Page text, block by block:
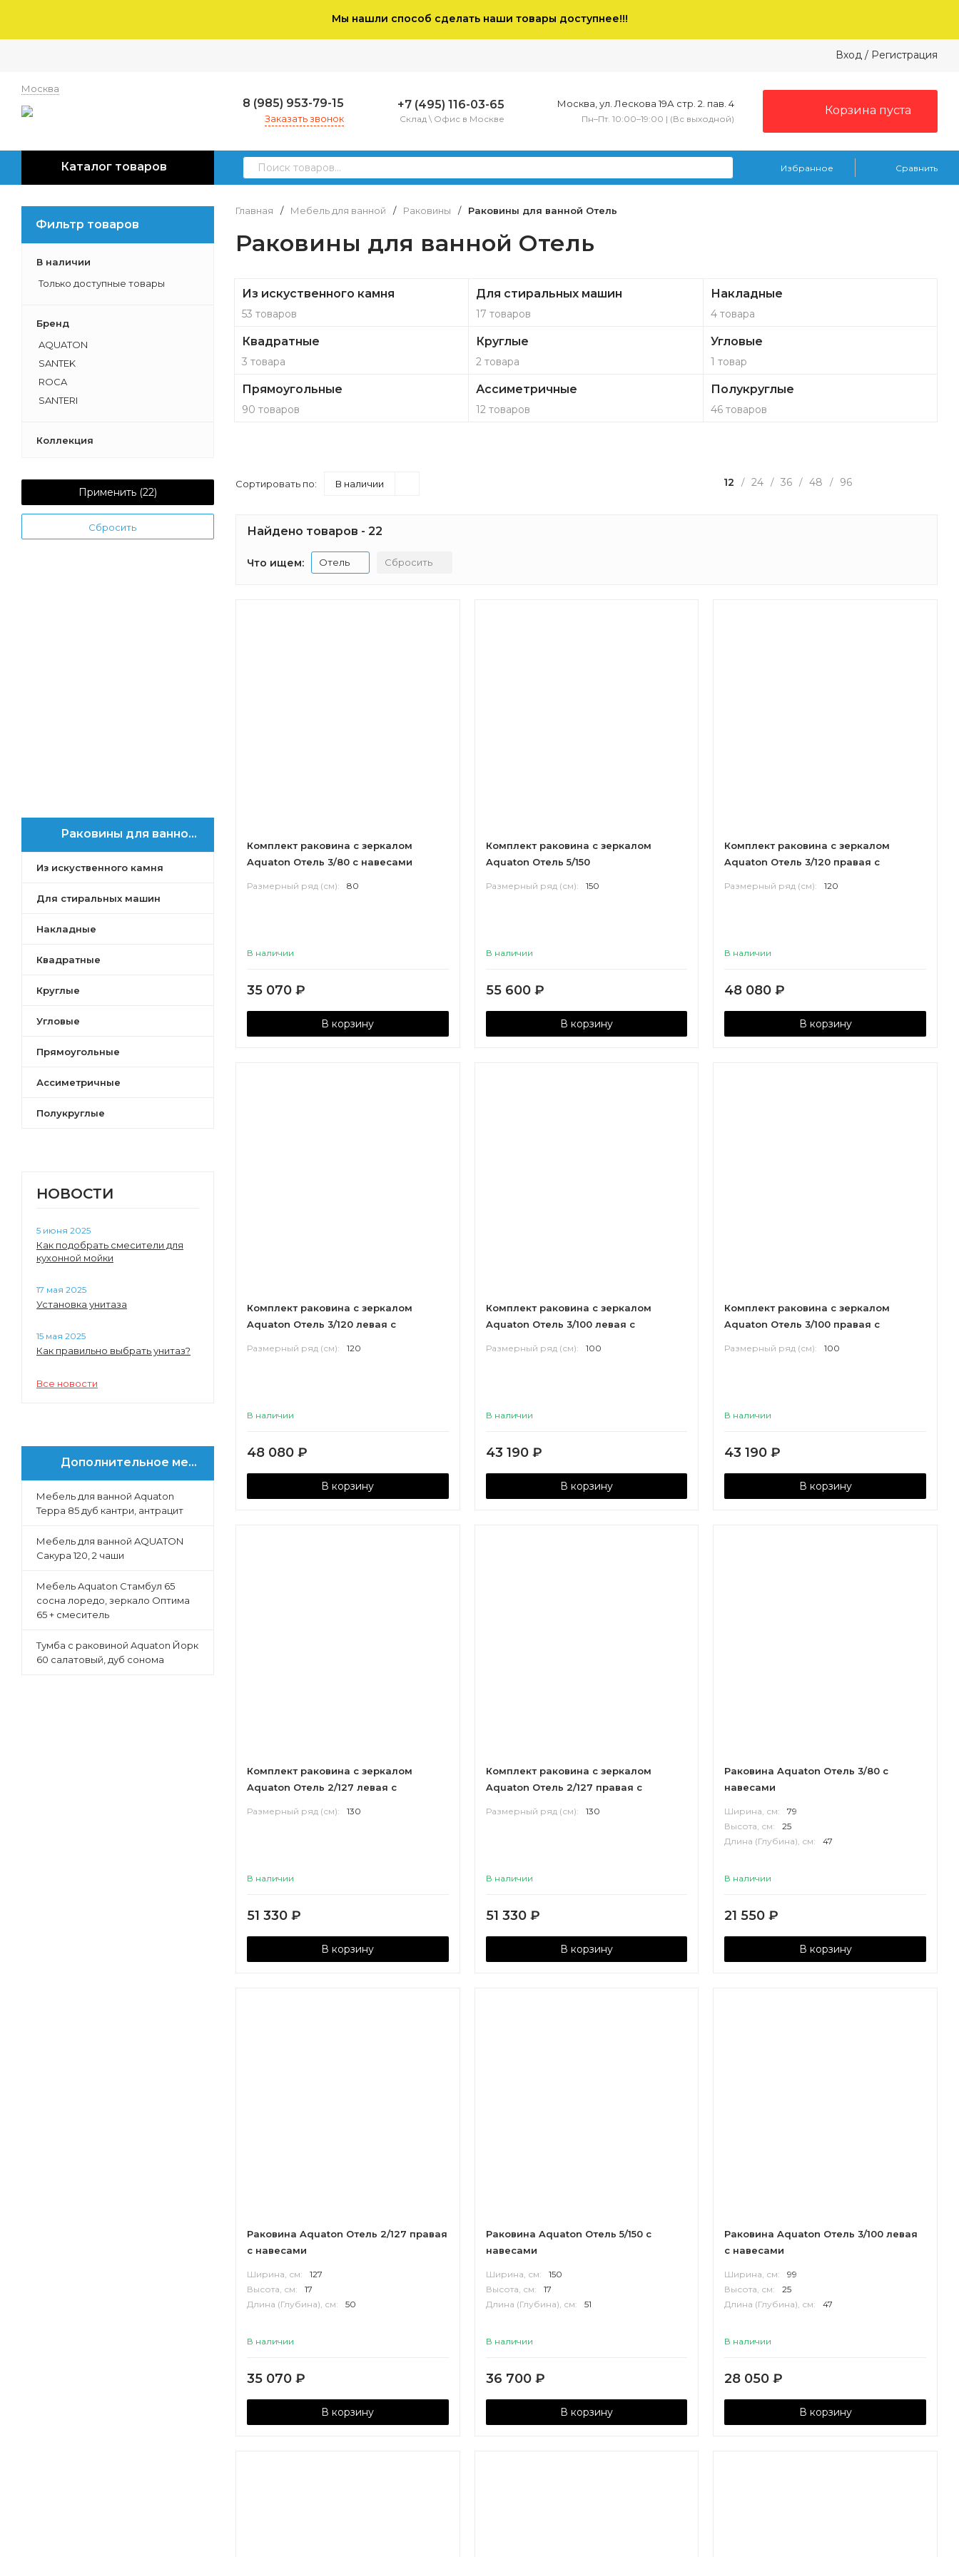
Мы нашли способ сделать наши товары доступнее!!!
Москва
Вход / Регистрация
8 (985) 953-79-15
Заказать звонок
+7 (495) 116-03-65
Склад \ Офис в Москве
Москва, ул. Лескова 19А стр. 2. пав. 4
Пн–Пт. 10:00–19:00 | (Вс выходной)
Корзина пуста
Каталог товаров Избранное Сравнить
Фильтр товаров
В наличии
Только доступные товары
Бренд
AQUATON
SANTEK
ROCA
SANTERI
Коллекция
Применить (22)
Сбросить
Раковины для ванной Отель
Из искуственного камня
Для стиральных машин
Накладные
Квадратные
Круглые
Угловые
Прямоугольные
Ассиметричные
Полукруглые
НОВОСТИ
5 июня 2025
Как подобрать смесители для
кухонной мойки
17 мая 2025
Установка унитаза
15 мая 2025
Как правильно выбрать унитаз?
Все новости
Дополнительное меню
Мебель для ванной Aquaton
Терра 85 дуб кантри, антрацит
Мебель для ванной AQUATON
Сакура 120, 2 чаши
Мебель Aquaton Стамбул 65
сосна лоредо, зеркало Оптима
65 + смеситель
Тумба с раковиной Aquaton Йорк
60 салатовый, дуб сонома
Главная / Мебель для ванной / Раковины / Раковины для ванной Отель
Раковины для ванной Отель
Из искуственного камня
53 товаров
Для стиральных машин
17 товаров
Накладные
4 товара
Квадратные
3 товара
Круглые
2 товара
Угловые
1 товар
Прямоугольные
90 товаров
Ассиметричные
12 товаров
Полукруглые
46 товаров
Сортировать по: В наличии 12 / 24 / 36 / 48 / 96
Найдено товаров - 22
Что ищем: Отель Сбросить
Комплект раковина с зеркалом
Aquaton Отель 3/80 с навесами
Размерный ряд (см): 80
В наличии
35 070 ₽
В корзину
Комплект раковина с зеркалом
Aquaton Отель 5/150
Размерный ряд (см): 150
В наличии
55 600 ₽
В корзину
Комплект раковина с зеркалом
Aquaton Отель 3/120 правая с
Размерный ряд (см): 120
В наличии
48 080₽
В корзину
Комплект раковина с зеркалом
Aquaton Отель 3/120 левая с
Размерный ряд (см): 120
В наличии
48 080 ₽
В корзину
Комплект раковина с зеркалом
Aquaton Отель 3/100 левая с
Размерный ряд (см): 100
В наличии
43 190 ₽
В корзину
Комплект раковина с зеркалом
Aquaton Отель 3/100 правая с
Размерный ряд (см): 100
В наличии
43 190₽
В корзину
Комплект раковина с зеркалом
Aquaton Отель 2/127 левая с
Размерный ряд (см): 130
В наличии
51 330 ₽
В корзину
Комплект раковина с зеркалом
Aquaton Отель 2/127 правая с
Размерный ряд (см): 130
В наличии
51 330 ₽
В корзину
Раковина Aquaton Отель 3/80 с
навесами
Ширина, см:
79
Высота, см:
25
Длина (Глубина), см:
47
В наличии
21 550₽
В корзину
Раковина Aquaton Отель 2/127 правая
с навесами
Ширина, см:
127
Высота, см:
17
Длина (Глубина), см:
50
В наличии
35 070 ₽
В корзину
Раковина Aquaton Отель 5/150 с
навесами
Ширина, см:
150
Высота, см:
17
Длина (Глубина), см:
51
В наличии
36 700 ₽
В корзину
Раковина Aquaton Отель 3/100 левая
с навесами
Ширина, см:
99
Высота, см:
25
Длина (Глубина), см:
47
В наличии
28 050₽
В корзину